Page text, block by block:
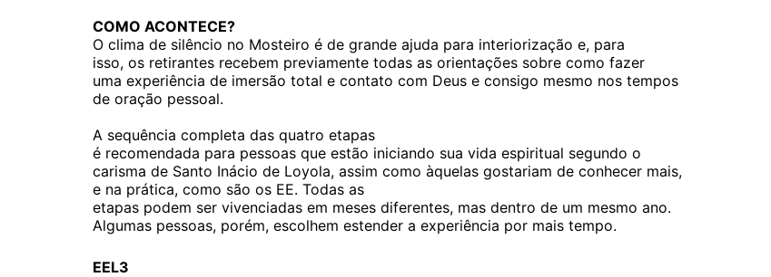
COMO ACONTECE?
O clima de silêncio no Mosteiro é de grande ajuda para interiorização e, para
isso, os retirantes recebem previamente todas as orientações sobre como fazer
uma experiência de imersão total e contato com Deus e consigo mesmo nos tempos
de oração pessoal.
A sequência completa das quatro etapas
é recomendada para pessoas que estão iniciando sua vida espiritual segundo o
carisma de Santo Inácio de Loyola, assim como àquelas gostariam de conhecer mais,
e na prática, como são os EE. Todas as
etapas podem ser vivenciadas em meses diferentes, mas dentro de um mesmo ano.
Algumas pessoas, porém, escolhem estender a experiência por mais tempo.
EEL3